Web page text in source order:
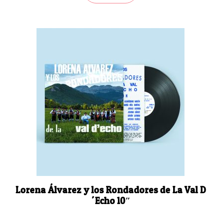
Lorena Álvarez y los Rondadores de La Val D
´Echo 10″